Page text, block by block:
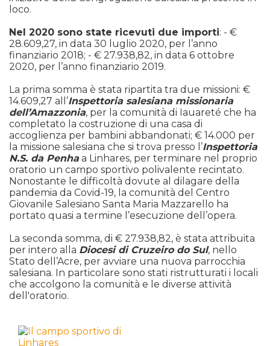
loco.
Nel 2020 sono state ricevuti due importi: - €
28.609,27, in data 30 luglio 2020, per l’anno
finanziario 2018; - € 27.938,82, in data 6 ottobre
2020, per l’anno finanziario 2019.
La prima somma è stata ripartita tra due missioni: €
14.609,27 all’Inspettoria salesiana missionaria
dell’Amazzonia, per la comunità di Iauareté che ha
completato la costruzione di una casa di
accoglienza per bambini abbandonati; € 14.000 per
la missione salesiana che si trova presso l’Inspettoria
N.S. da Penhaa Linhares, per terminare nel proprio
oratorio un campo sportivo polivalente recintato.
Nonostante le difficoltà dovute al dilagare della
pandemia da Covid-19, la comunità del Centro
Giovanile Salesiano Santa Maria Mazzarello ha
portato quasi a termine l’esecuzione dell’opera.
La seconda somma, di € 27.938,82, è stata attribuita
per intero alla Diocesi di Cruzeiro do Sul, nello
Stato dell’Acre, per avviare una nuova parrocchia
salesiana. In particolare sono stati ristrutturati i locali
che accolgono la comunità e le diverse attività
dell'oratorio.